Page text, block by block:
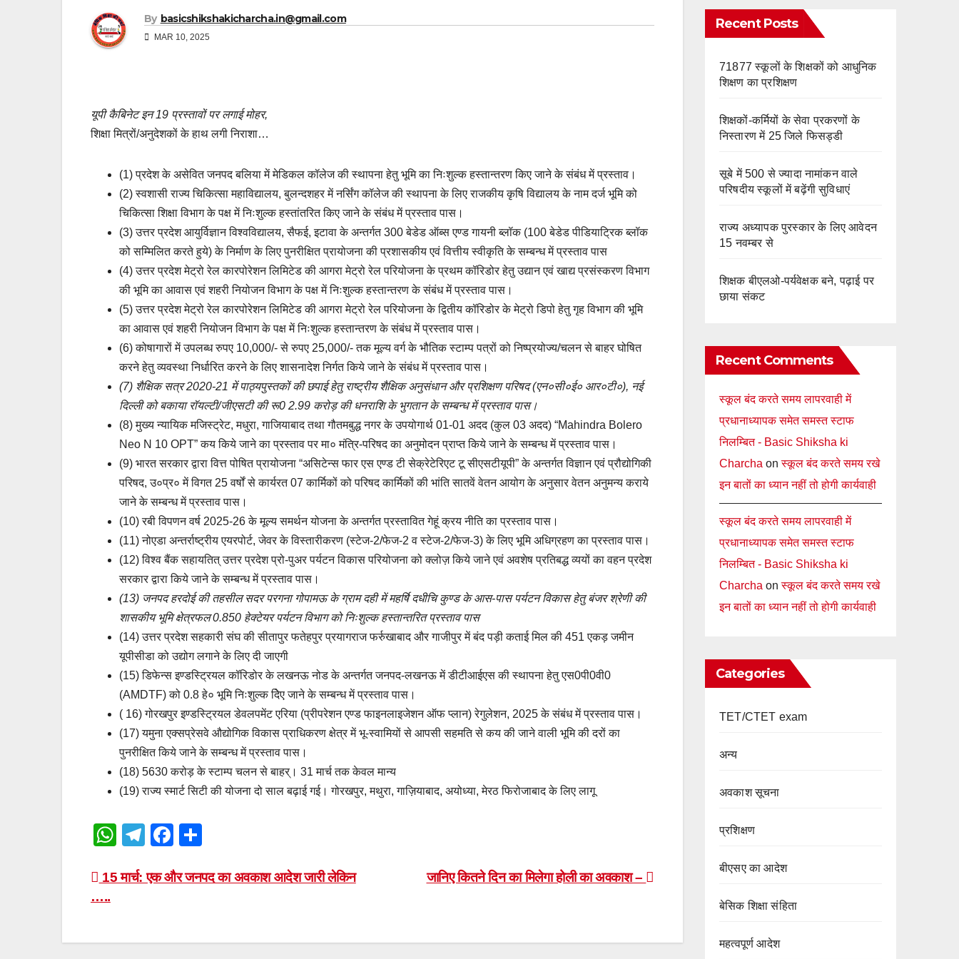
By basicshikshakicharcha.in@gmail.com
MAR 10, 2025
यूपी कैबिनेट इन 19 प्रस्तावों पर लगाई मोहर,
शिक्षा मित्रों/अनुदेशकों के हाथ लगी निराशा…
(1) प्रदेश के असेवित जनपद बलिया में मेडिकल कॉलेज की स्थापना हेतु भूमि का निःशुल्क हस्तान्तरण किए जाने के संबंध में प्रस्ताव।
(2) स्वशासी राज्य चिकित्सा महाविद्यालय, बुलन्दशहर में नर्सिंग कॉलेज की स्थापना के लिए राजकीय कृषि विद्यालय के नाम दर्ज भूमि को
चिकित्सा शिक्षा विभाग के पक्ष में निःशुल्क हस्तांतरित किए जाने के संबंध में प्रस्ताव पास।
(3) उत्तर प्रदेश आयुर्विज्ञान विश्वविद्यालय, सैफई, इटावा के अन्तर्गत 300 बेडेड ऑब्स एण्ड गायनी ब्लॉक (100 बेडेड पीडियाट्रिक ब्लॉक
को सम्मिलित करते हुये) के निर्माण के लिए पुनरीक्षित प्रायोजना की प्रशासकीय एवं वित्तीय स्वीकृति के सम्बन्ध में प्रस्ताव पास
(4) उत्तर प्रदेश मेट्रो रेल कारपोरेशन लिमिटेड की आगरा मेट्रो रेल परियोजना के प्रथम कॉरिडोर हेतु उद्यान एवं खाद्य प्रसंस्करण विभाग
की भूमि का आवास एवं शहरी नियोजन विभाग के पक्ष में निःशुल्क हस्तान्तरण के संबंध में प्रस्ताव पास।
(5) उत्तर प्रदेश मेट्रो रेल कारपोरेशन लिमिटेड की आगरा मेट्रो रेल परियोजना के द्वितीय कॉरिडोर के मेट्रो डिपो हेतु गृह विभाग की भूमि
का आवास एवं शहरी नियोजन विभाग के पक्ष में निःशुल्क हस्तान्तरण के संबंध में प्रस्ताव पास।
(6) कोषागारों में उपलब्ध रुपए 10,000/- से रुपए 25,000/- तक मूल्य वर्ग के भौतिक स्टाम्प पत्रों को निष्प्रयोज्य/चलन से बाहर घोषित
करने हेतु व्यवस्था निर्धारित करने के लिए शासनादेश निर्गत किये जाने के संबंध में प्रस्ताव पास।
(7) शैक्षिक सत्र 2020-21 में पाठ्यपुस्तकों की छपाई हेतु राष्ट्रीय शैक्षिक अनुसंधान और प्रशिक्षण परिषद (एन०सी०ई० आर०टी०), नई
दिल्ली को बकाया रॉयल्टी/जीएसटी की रू0 2.99 करोड़ की धनराशि के भुगतान के सम्बन्ध में प्रस्ताव पास।
(8) मुख्य न्यायिक मजिस्ट्रेट, मधुरा, गाजियाबाद तथा गौतमबुद्ध नगर के उपयोगार्थ 01-01 अदद (कुल 03 अदद) “Mahindra Bolero
Neo N 10 OPT” कय किये जाने का प्रस्ताव पर मा० मंत्रि-परिषद का अनुमोदन प्राप्त किये जाने के सम्बन्ध में प्रस्ताव पास।
(9) भारत सरकार द्वारा वित्त पोषित प्रायोजना “असिटेन्स फार एस एण्ड टी सेक्रेटेरिएट टू सीएसटीयूपी” के अन्तर्गत विज्ञान एवं प्रौद्योगिकी
परिषद, उ०प्र० में विगत 25 वर्षों से कार्यरत 07 कार्मिकों को परिषद कार्मिकों की भांति सातवें वेतन आयोग के अनुसार वेतन अनुमन्य कराये
जाने के सम्बन्ध में प्रस्ताव पास।
(10) रबी विपणन वर्ष 2025-26 के मूल्य समर्थन योजना के अन्तर्गत प्रस्तावित गेहूं क्रय नीति का प्रस्ताव पास।
(11) नोएडा अन्तर्राष्ट्रीय एयरपोर्ट, जेवर के विस्तारीकरण (स्टेज-2/फेज-2 व स्टेज-2/फेज-3) के लिए भूमि अधिग्रहण का प्रस्ताव पास।
(12) विश्व बैंक सहायतित् उत्तर प्रदेश प्रो-पुअर पर्यटन विकास परियोजना को क्लोज़ किये जाने एवं अवशेष प्रतिबद्ध व्ययों का वहन प्रदेश
सरकार द्वारा किये जाने के सम्बन्ध में प्रस्ताव पास।
(13) जनपद हरदोई की तहसील सदर परगना गोपामऊ के ग्राम दही में महर्षि दधीचि कुण्ड के आस-पास पर्यटन विकास हेतु बंजर श्रेणी की
शासकीय भूमि क्षेत्रफल 0.850 हेक्टेयर पर्यटन विभाग को निःशुल्क हस्तान्तरित प्रस्ताव पास
(14) उत्तर प्रदेश सहकारी संघ की सीतापुर फतेहपुर प्रयागराज फर्रुखाबाद और गाजीपुर में बंद पड़ी कताई मिल की 451 एकड़ जमीन
यूपीसीडा को उद्योग लगाने के लिए दी जाएगी
(15) डिफेन्स इण्डस्ट्रियल कॉरिडोर के लखनऊ नोड के अन्तर्गत जनपद-लखनऊ में डीटीआईएस की स्थापना हेतु एस0पी0वी0
(AMDTF) को 0.8 हे० भूमि निःशुल्क दिेए जाने के सम्बन्ध में प्रस्ताव पास।
( 16) गोरखपुर इण्डस्ट्रियल डेवलपमेंट एरिया (प्रीपरेशन एण्ड फाइनलाइजेशन ऑफ प्लान) रेगुलेशन, 2025 के संबंध में प्रस्ताव पास।
(17) यमुना एक्सप्रेसवे औद्योगिक विकास प्राधिकरण क्षेत्र में भू-स्वामियों से आपसी सहमति से कय की जाने वाली भूमि की दरों का
पुनरीक्षित किये जाने के सम्बन्ध में प्रस्ताव पास।
(18) 5630 करोड़ के स्टाम्प चलन से बाहर्। 31 मार्च तक केवल मान्य
(19) राज्य स्मार्ट सिटी की योजना दो साल बढ़ाई गई। गोरखपुर, मथुरा, गाज़ियाबाद, अयोध्या, मेरठ फिरोजाबाद के लिए लागू
W
at
p
T
e
m
F
c
o
ar
Post
navigation
जानिए कितने दिन का मिलेगा होली का अवकाश –
15 मार्च: एक और जनपद का अवकाश आदेश जारी लेकिन
…..
Recent Posts
71877 स्कूलों के शिक्षकों को आधुनिक
शिक्षण का प्रशिक्षण
शिक्षकों-कर्मियों के सेवा प्रकरणों के
निस्तारण में 25 जिले फिसड्डी
सूबे में 500 से ज्यादा नामांकन वाले
परिषदीय स्कूलों में बढ़ेंगी सुविधाएं
राज्य अध्यापक पुरस्कार के लिए आवेदन
15 नवम्बर से
शिक्षक बीएलओ-पर्यवेक्षक बने, पढ़ाई पर
छाया संकट
Recent Comments
स्कूल बंद करते समय लापरवाही में
प्रधानाध्यापक समेत समस्त स्टाफ
निलम्बित - Basic Shiksha ki
Charcha onस्कूल बंद करते समय रखे
इन बातों का ध्यान नहीं तो होगी कार्यवाही
स्कूल बंद करते समय लापरवाही में
प्रधानाध्यापक समेत समस्त स्टाफ
निलम्बित - Basic Shiksha ki
Charcha onस्कूल बंद करते समय रखे
इन बातों का ध्यान नहीं तो होगी कार्यवाही
Categories
TET/CTET exam
अन्य
अवकाश सूचना
प्रशिक्षण
बीएसए का आदेश
बेसिक शिक्षा संहिता
महत्वपूर्ण आदेश